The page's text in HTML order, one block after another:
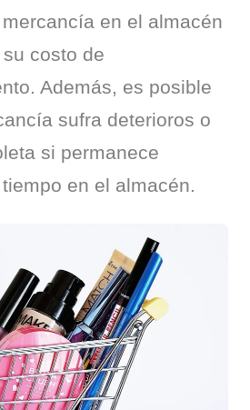
en el almacén
costo de
Además, es posible
sufra deterioros o
si permanece
en el almacén.